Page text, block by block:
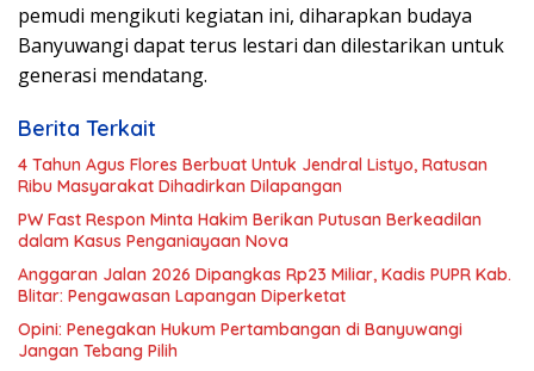
pemudi mengikuti kegiatan ini, diharapkan budaya
Banyuwangi dapat terus lestari dan dilestarikan untuk
generasi mendatang.
Berita Terkait
4 Tahun Agus Flores Berbuat Untuk Jendral Listyo, Ratusan
Ribu Masyarakat Dihadirkan Dilapangan
PW Fast Respon Minta Hakim Berikan Putusan Berkeadilan
dalam Kasus Penganiayaan Nova
Anggaran Jalan 2026 Dipangkas Rp23 Miliar, Kadis PUPR Kab.
Blitar: Pengawasan Lapangan Diperketat
Opini: Penegakan Hukum Pertambangan di Banyuwangi
Jangan Tebang Pilih